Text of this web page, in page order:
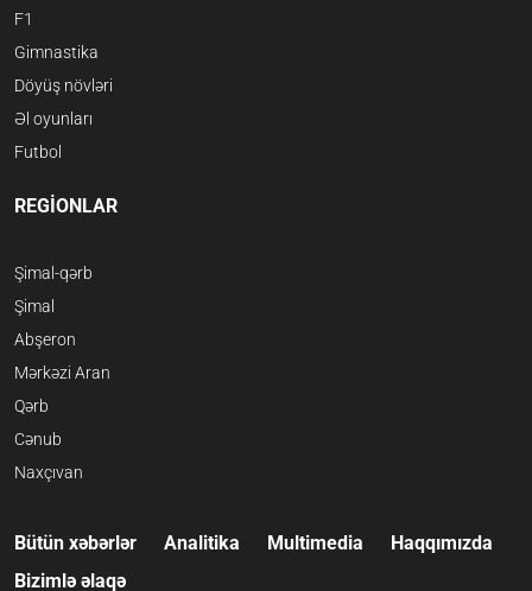
F1
Gimnastika
Döyüş növləri
Əl oyunları
Futbol
REGİONLAR
Şimal-qərb
Şimal
Abşeron
Mərkəzi Aran
Qərb
Cənub
Naxçıvan
Bütün xəbərlər Analitika Multimedia
Haqqımızda
Bizimlə əlaqə